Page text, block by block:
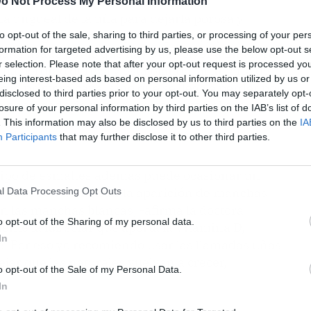
opt-out of the sale, sharing to third parties, or processing of your
for targeted advertising by us, please use the below opt-out
selection. Please note that after your opt-out request is processed
interest-based ads based on personal information utilized by us
to third parties prior to your opt-out. You may separately
of your personal information by third parties on the IAB’s list of
This information may also be disclosed by us to third parties on the
Participants that may further disclose it to other third parties.
Data Processing Opt Outs
opt-out of the Sharing of my personal data.
opt-out of the Sale of my Personal Data.
de la uña para dejarla porosa y
la forma que se quiere, y pasadas
usado por lo que hay que volver a limar. Tal
perdido dureza y está blanda, al limarla de
la primera capa, sino que se llega a perder por
de proteger esta parte del cuerpo”.
se fractura frecuentemente y pierde su
de esmaltes además puede ocasionar un
aumentar la aparición de manchas
manchas blancas, -afirma la doctora
la luz solar que aporta la Vitamina D,
eso yo recomiendo usar las llamadas uñas
que las naturales vuelvan a crecer,